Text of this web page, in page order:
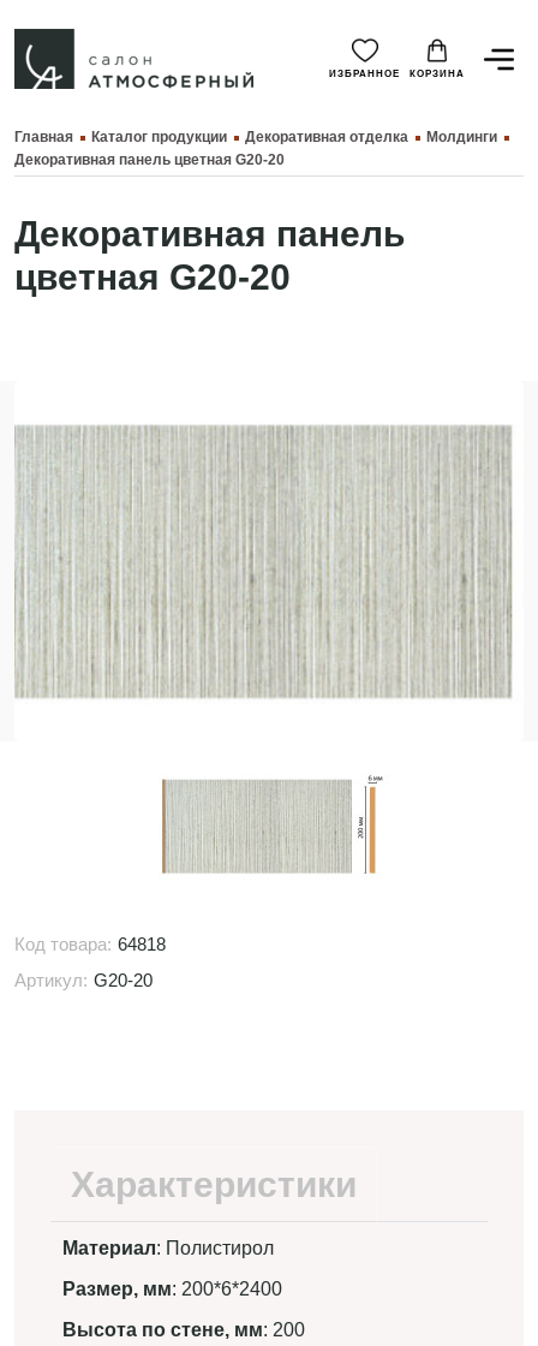
ИЗБРАННОЕ КОРЗИНА
Главная Каталог продукции Декоративная отделка
Молдинги
Декоративная панель цветная G20-20
Декоративная панель
цветная G20-20
Код товара: 64818
Артикул: G20-20
Характеристики
Материал: Полистирол
Размер, мм: 200*6*2400
Высота по стене, мм: 200